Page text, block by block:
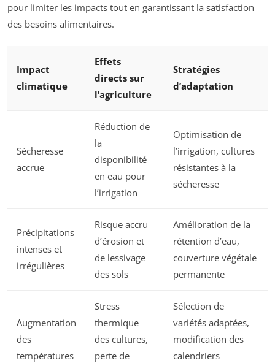
pour limiter les impacts tout en garantissant la satisfaction
des besoins alimentaires.
Impact
climatique
Effets
directs sur
l’agriculture
Stratégies
d’adaptation
Sécheresse
accrue
Réduction de
la
disponibilité
en eau pour
l’irrigation
Optimisation de
l’irrigation, cultures
résistantes à la
sécheresse
Précipitations
intenses et
irrégulières
Risque accru
d’érosion et
de lessivage
des sols
Amélioration de la
rétention d’eau,
couverture végétale
permanente
Augmentation
des
températures
Stress
thermique
des cultures,
perte de
Sélection de
variétés adaptées,
modification des
calendriers